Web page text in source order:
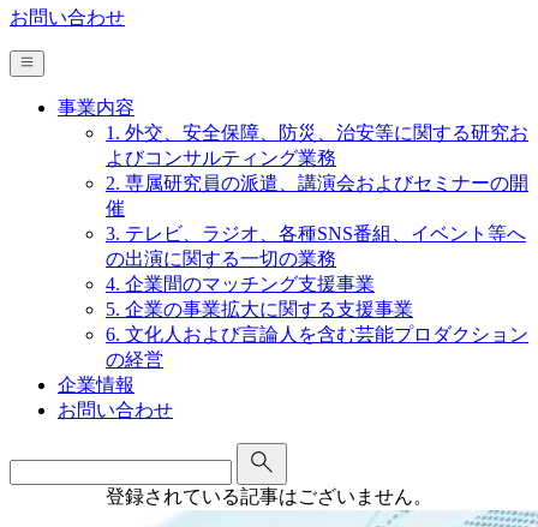
お問い合わせ
事業内容
1. 外交、安全保障、防災、治安等に関する研究お
よびコンサルティング業務
2. 専属研究員の派遣、講演会およびセミナーの開
催
3. テレビ、ラジオ、各種SNS番組、イベント等へ
の出演に関する一切の業務
4. 企業間のマッチング支援事業
5. 企業の事業拡大に関する支援事業
6. 文化人および言論人を含む芸能プロダクション
の経営
企業情報
お問い合わせ
登録されている記事はございません。